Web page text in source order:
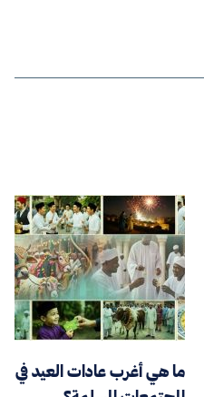
ما هي أغرب عادات العيد في